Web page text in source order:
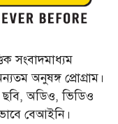
সংবাদমাধ্যম
অনুষঙ্গ প্রোগ্রাম।
অডিও, ভিডিও
বেআইনি।